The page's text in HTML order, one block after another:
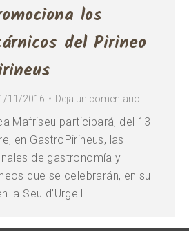
los
del Pirineo
11/2016 Deja un comentario
Mafriseu participará, del 13
en GastroPirineus, las
de gastronomía y
que se celebrarán, en su
la Seu d’Urgell.